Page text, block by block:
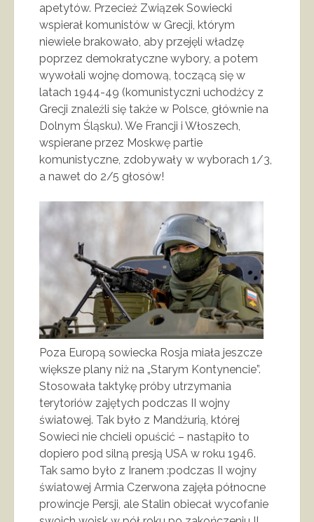
apetytów. Przecież Związek Sowiecki
wspierał komunistów w Grecji, którym
niewiele brakowało, aby przejęli władzę
poprzez demokratyczne wybory, a potem
wywołali wojnę domową, toczącą się w
latach 1944-49 (komunistyczni uchodźcy z
Grecji znaleźli się także w Polsce, głównie na
Dolnym Śląsku). We Francji i Włoszech,
wspierane przez Moskwę partie
komunistyczne, zdobywały w wyborach 1/3,
a nawet do 2/5 głosów!
Poza Europą sowiecka Rosja miała jeszcze
większe plany niż na „Starym Kontynencie”.
Stosowała taktykę próby utrzymania
terytoriów zajętych podczas II wojny
światowej. Tak było z Mandżurią, której
Sowieci nie chcieli opuścić – nastąpiło to
dopiero pod silną presją USA w roku 1946.
Tak samo było z Iranem :podczas II wojny
światowej Armia Czerwona zajęła północne
prowincje Persji, ale Stalin obiecał wycofanie